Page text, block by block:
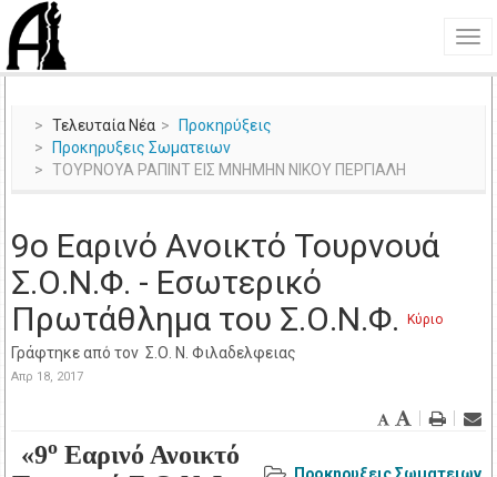
Τελευταία Νέα
Προκηρύξεις
Προκηρυξεις Σωματειων
ΤΟΥΡΝΟΥΑ ΡΑΠΙΝΤ ΕΙΣ ΜΝΗΜΗΝ ΝΙΚΟΥ ΠΕΡΓΙΑΛΗ
9ο Εαρινό Ανοικτό Τουρνουά
Σ.Ο.Ν.Φ. - Εσωτερικό
Πρωτάθλημα του Σ.Ο.Ν.Φ.
Κύριο
Γράφτηκε από τον Σ.Ο. Ν. Φιλαδελφειας
Απρ 18, 2017
«9οΕαρινό Ανοικτό